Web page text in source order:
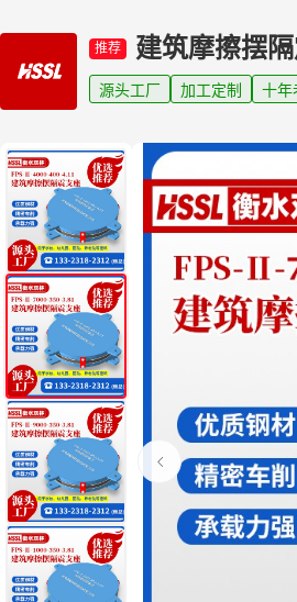
推荐 建筑摩擦摆
源头工厂 加工定制 十年